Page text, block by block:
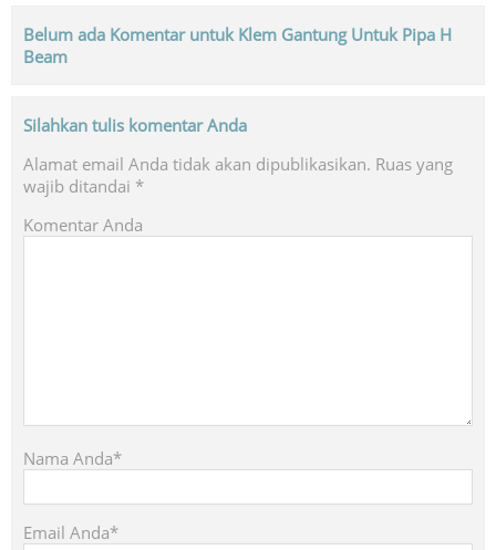
Belum ada Komentar untuk Klem Gantung Untuk Pipa H
Beam
Silahkan tulis komentar Anda
Alamat email Anda tidak akan dipublikasikan. Ruas yang
wajib ditandai *
Komentar Anda
Nama Anda*
Email Anda*